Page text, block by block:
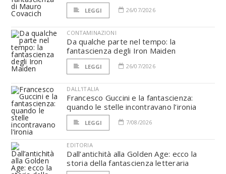
LEGGI 26/07/2026
CONTAMINAZIONI
Da qualche parte nel tempo: la
fantascienza degli Iron Maiden
LEGGI 26/07/2026
DALL'ITALIA
Francesco Guccini e la fantascienza:
quando le stelle incontravano l’ironia
LEGGI 7/08/2026
EDITORIA
Dall’antichità alla Golden Age: ecco la
storia della fantascienza letteraria